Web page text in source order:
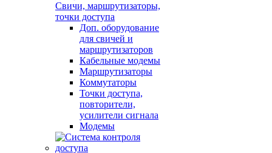
Свичи, маршрутизаторы,
точки доступа
Доп. оборудование
для свичей и
маршрутизаторов
Кабельные модемы
Маршрутизаторы
Коммутаторы
Точки доступа,
повторители,
усилители сигнала
Модемы